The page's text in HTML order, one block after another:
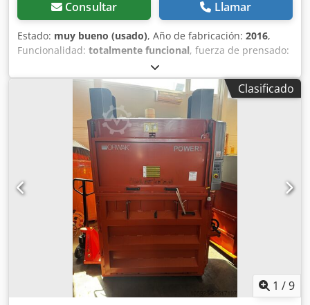
Consultar Llamar
Estado: muy bueno (usado), Año de fabricación: 2016,
Funcionalidad: totalmente funcional, fuerza de prensado:
, Probado, limpiado, se realizó servicio completo.
Completamente equipado, listo para usar. Dksdpfx
Clasificado
1 /9